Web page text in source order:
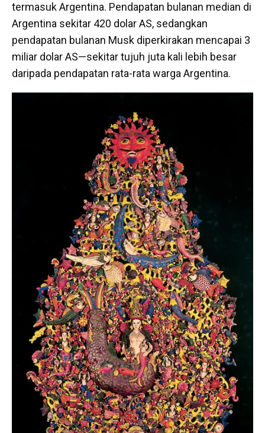
termasuk Argentina. Pendapatan bulanan median di
Argentina sekitar 420 dolar AS, sedangkan
pendapatan bulanan Musk diperkirakan mencapai 3
miliar dolar AS—sekitar tujuh juta kali lebih besar
daripada pendapatan rata-rata warga Argentina.